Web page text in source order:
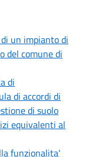
un impianto di
del comune di
di
di accordi di
di suolo
equivalenti al
funzionalita'